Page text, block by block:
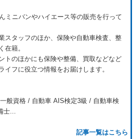
ミニバンやハイエース等の販売を行って
スタッフのほか、保険や自動車検査、整
在籍。
トのほかにも保険や整備、買取などなど
イフに役立つ情報をお届けします。
般資格 / 自動車 AIS検定3級 / 自動車検
...
記事一覧はこちら